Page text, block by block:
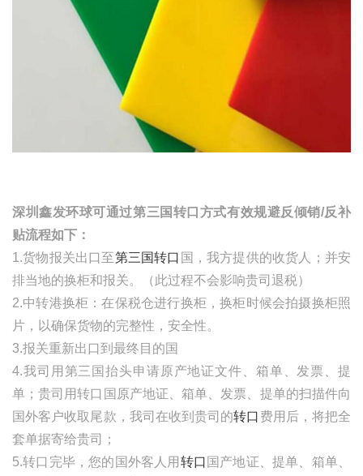
深圳鑫发环球可通过第三国转口方式有效规避反倾销/反补
贴流程如下：
1.货物报关出口至第三国转口 国，我方提供的收货人；并安
排当地的换柜和报关。（此过程不会影响贵司退税）
2.中转港换柜：在保税仓进行换柜，换柜时候会拍摄换柜照
片，以确保货物的完整性，安全性。
3.报关重新出口到最终目的国
4.我司用第三国抬头申请原产地证文件、箱单、发票、提
单；贵司用转口国原产地证、箱单、发票、提单的扫描件向
国外客户收取尾款，我司在收到贵司的转口 费用后，将把全
套单据寄给贵司；
5.转口完毕，您的国外客人用 转口 国产地证、提单、箱单、